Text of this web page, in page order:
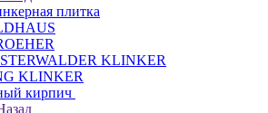
плитка
KLINKER
KLINKER
кирпич